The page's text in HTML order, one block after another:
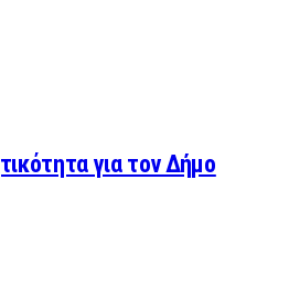
για τον Δήμο